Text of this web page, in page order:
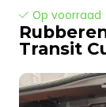
Op voorraad
Transit